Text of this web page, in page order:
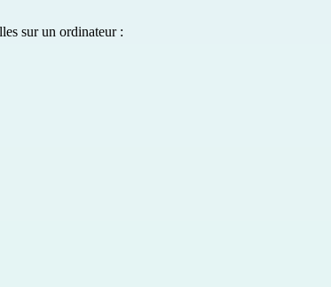
sur un ordinateur :